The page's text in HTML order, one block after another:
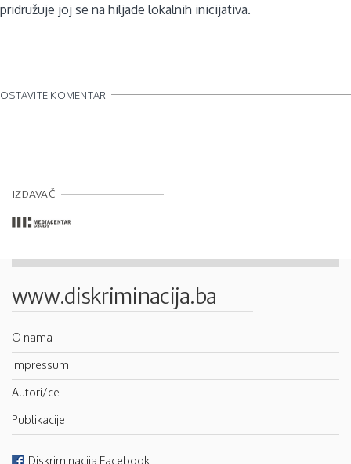
pridružuje joj se na hiljade lokalnih inicijativa.
OSTAVITE KOMENTAR
IZDAVAČ
www.diskriminacija.ba
O nama
Impressum
Autori/ce
Publikacije
Diskriminacija Facebook